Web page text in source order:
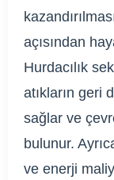
açısından
Hurdacılık
atıkların geri
sağlar ve
bulunur.
ve enerji